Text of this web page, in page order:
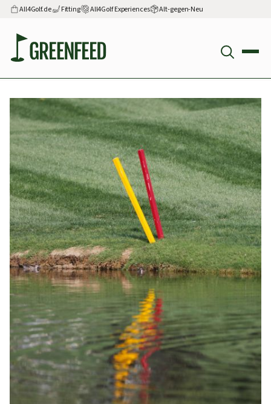
All4Golf.de Fitting All4Golf Experiences Alt-gegen-Neu